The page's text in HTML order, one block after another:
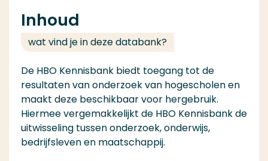
Inhoud
wat vind je in deze databank?
De HBO Kennisbank biedt toegang tot de
resultaten van onderzoek van hogescholen en
maakt deze beschikbaar voor hergebruik.
Hiermee vergemakkelijkt de HBO Kennisbank de
uitwisseling tussen onderzoek, onderwijs,
bedrijfsleven en maatschappij.